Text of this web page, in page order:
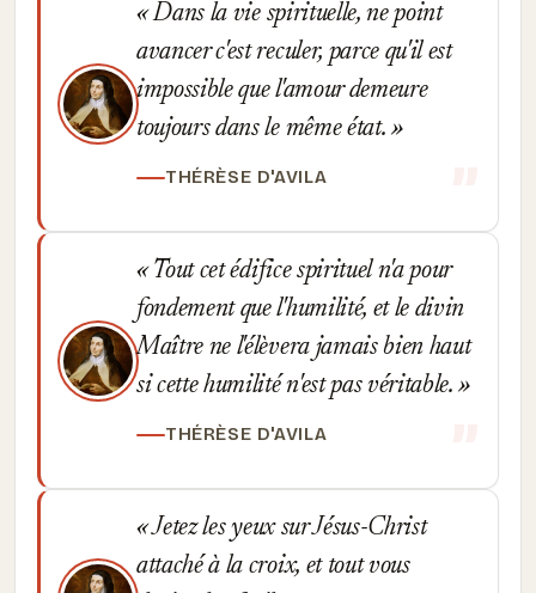
Dans la vie spirituelle, ne point
avancer c'est reculer, parce qu'il est
impossible que l'amour demeure
toujours dans le même état.
THÉRÈSE D'AVILA
Tout cet édifice spirituel n'a pour
fondement que l'humilité, et le divin
Maître ne l'élèvera jamais bien haut
si cette humilité n'est pas véritable.
THÉRÈSE D'AVILA
Jetez les yeux sur Jésus-Christ
attaché à la croix, et tout vous